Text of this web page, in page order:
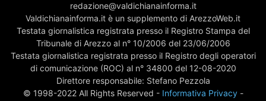
redazione@valdichianainforma.it
Valdichianainforma.it è un supplemento di ArezzoWeb.it
Testata giornalistica registrata presso il Registro Stampa del
Tribunale di Arezzo al n° 10/2006 del 23/06/2006
Testata giornalistica registrata presso il Registro degli operatori
di comunicazione (ROC) al n° 34800 del 12-08-2020
Direttore responsabile: Stefano Pezzola
© 1998-2022 All Rights Reserved - Informativa Privacy-